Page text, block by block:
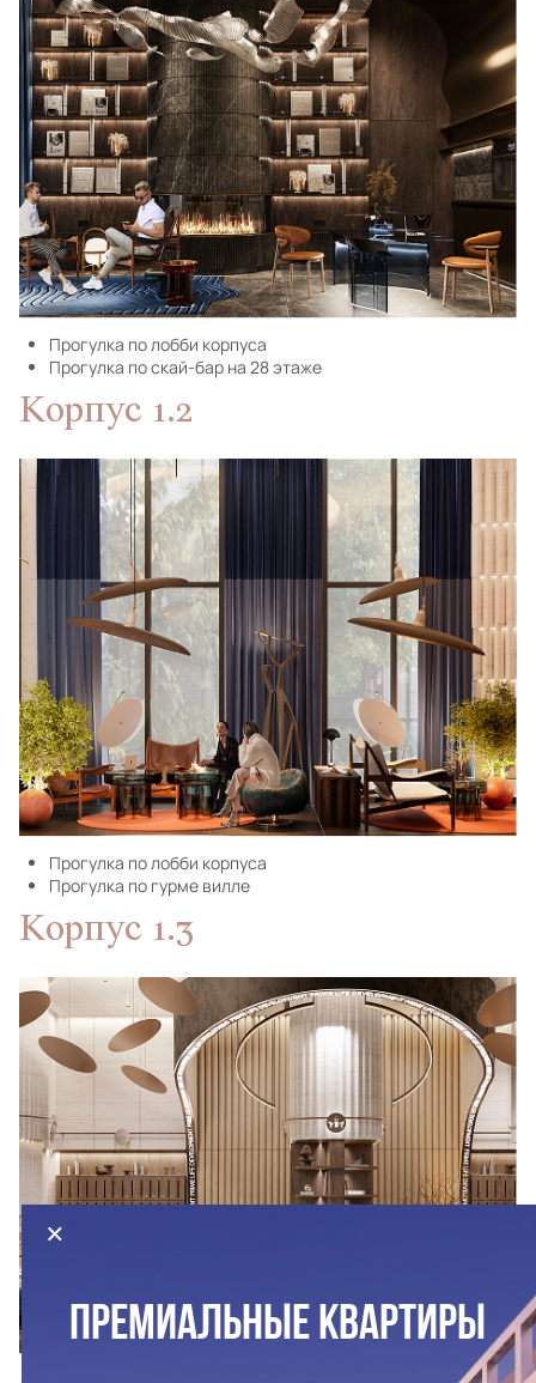
×
ПРЕМИАЛЬНЫЕ КВАРТИРЫ
Прогулка по лобби корпуса
Прогулка по скай-бар на 28 этаже
Корпус 1.2
Прогулка по лобби корпуса
Прогулка по гурме вилле
Корпус 1.3